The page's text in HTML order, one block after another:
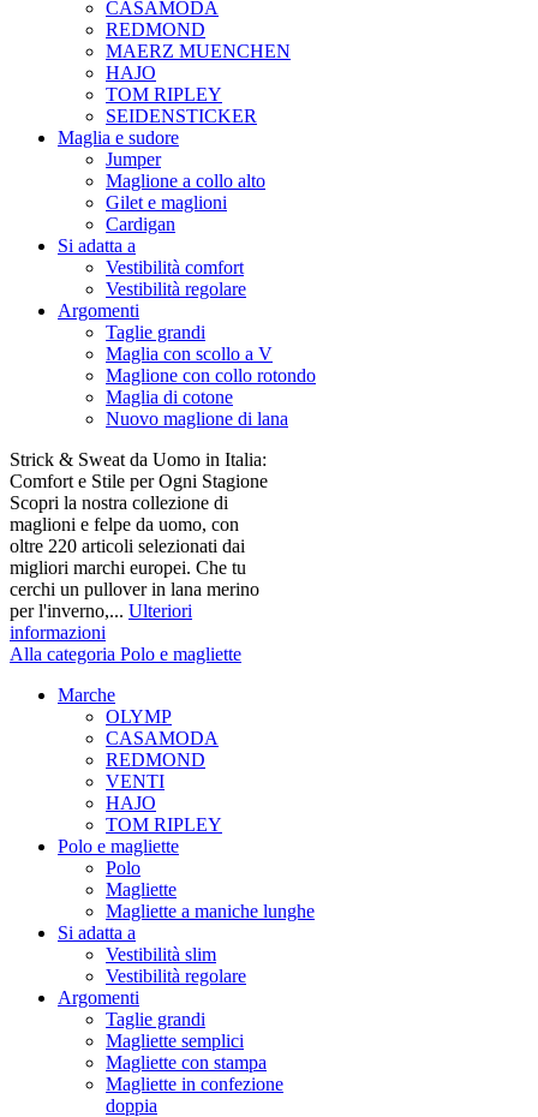
CASAMODA
REDMOND
MAERZ MUENCHEN
HAJO
TOM RIPLEY
SEIDENSTICKER
Maglia e sudore
Jumper
Maglione a collo alto
Gilet e maglioni
Cardigan
Si adatta a
Vestibilità comfort
Vestibilità regolare
Argomenti
Taglie grandi
Maglia con scollo a V
Maglione con collo rotondo
Maglia di cotone
Nuovo maglione di lana
Strick & Sweat da Uomo in Italia:
Comfort e Stile per Ogni Stagione
Scopri la nostra collezione di
maglioni e felpe da uomo, con
oltre 220 articoli selezionati dai
migliori marchi europei. Che tu
cerchi un pullover in lana merino
per l'inverno,... Ulteriori
informazioni
Alla categoria Polo e magliette
Marche
OLYMP
CASAMODA
REDMOND
VENTI
HAJO
TOM RIPLEY
Polo e magliette
Polo
Magliette
Magliette a maniche lunghe
Si adatta a
Vestibilità slim
Vestibilità regolare
Argomenti
Taglie grandi
Magliette semplici
Magliette con stampa
Magliette in confezione
doppia